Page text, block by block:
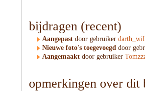
bijdragen (recent)
Aangepast door gebruiker
Nieuwe foto's toegevoegd door
Aangemaakt door gebruiker
opmerkingen over dit